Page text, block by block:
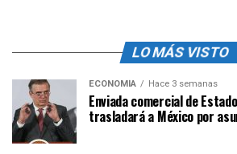
LO MÁS VISTO
ECONOMÍA Hace 3 semanas
Enviada comercial de
trasladará a México por